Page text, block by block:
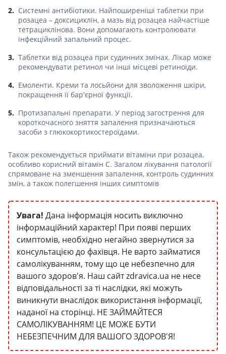
Системні антибіотики. Найпоширеніші таблетки при
розацеа – доксициклін, а мазь від розацеа найчастіше
тетрациклінова. Вони допомагають контролювати
інфекційний запальний процес.
Таблетки від розацеа при судинних змінах. Лікар може
рекомендувати ретинол чи інші місцеві ретиноїди.
Емоленти. Креми та лосьйони для зволоження шкіри,
покращення її бар'єрної функції.
Протизапальні препарати. У період загострення для
короткочасного зняття запалення призначаються
засоби з глюкокортикостероїдами.
Також рекомендується приймати вітаміни при розацеа,
особливо корисний вітамін С. Загалом лікування патології
спрямоване на зменшення запалення, контроль судинних
змін, а також полегшення інших симптомів
Увага! Дана інформація носить виключно
інформаційний характер! При появі перших
симптомів, необхідно негайно звернутися за
консультацією до фахівця. Не варто займатися
самолікуванням, тому що це небезпечно для
вашого здоров'я. Наш сайт zdravica.ua не несе
відповідальності за ті наслідки, які можуть
виникнути внаслідок використання інформації,
наданої на сторінці. НЕ ЗАЙМАЙТЕСЯ
САМОЛІКУВАННЯМ! ЦЕ МОЖЕ БУТИ
НЕБЕЗПЕЧНИМ ДЛЯ ВАШОГО ЗДОРОВ'Я!